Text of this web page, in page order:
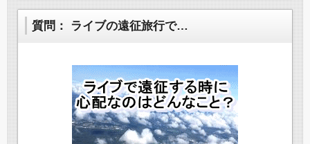
質問： ライブの遠征旅行で…